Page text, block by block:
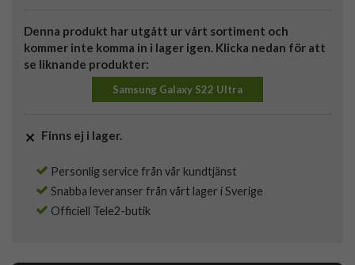
Denna produkt har utgått ur vårt sortiment och
kommer inte komma in i lager igen. Klicka nedan för att
se liknande produkter:
Samsung Galaxy S22 Ultra
Finns ej i lager.
Personlig service från vår kundtjänst
Snabba leveranser från vårt lager i Sverige
Officiell Tele2-butik